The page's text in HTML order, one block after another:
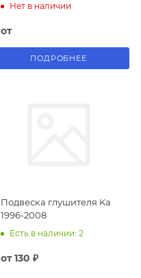
Нет в наличии
от
ПОДРОБНЕЕ
Подвеска глушителя Ka
1996-2008
Есть в наличии: 2
от130 ₽